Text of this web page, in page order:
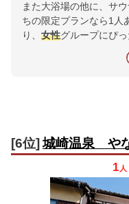
また大浴場の他に、サ
ちの限定プランなら1人
り、 女性グループにぴ
[6位] 城崎温泉 や
1 人